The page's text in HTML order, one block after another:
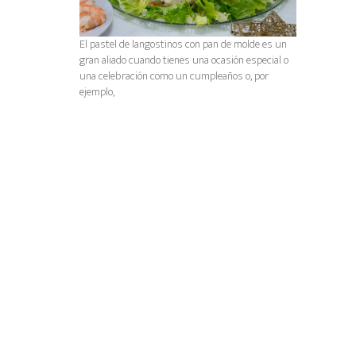
El pastel de langostinos con pan de molde es un
gran aliado cuando tienes una ocasión especial o
una celebración como un cumpleaños o, por
ejemplo,